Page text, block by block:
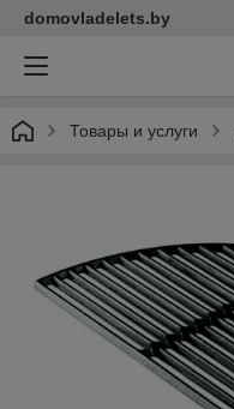
domovladelets.by
Товары и услуги